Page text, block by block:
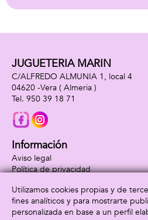
JUGUETERIA MARIN
C/ALFREDO ALMUNIA 1, local 4
04620 -Vera ( Almeria )
950 39 18 71
Información
Aviso legal
Política de privacidad
Formas de pago
Utilizamos cookies propias y de
fines analíticos y para mostrarte
personalizada en base a un perfil